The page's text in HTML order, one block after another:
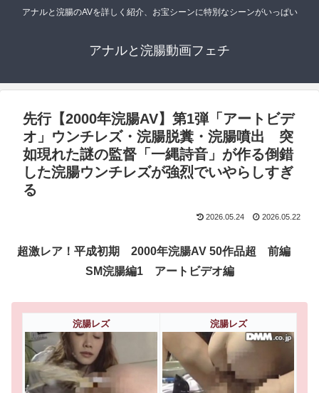
アナルと浣腸のAVを詳しく紹介、お宝シーンに特別なシーンがいっぱい
アナルと浣腸動画フェチ
先行【2000年浣腸AV】第1弾「アートビデ
オ」ウンチレズ・浣腸脱糞・浣腸噴出 突
如現れた謎の監督「一縄詩音」が作る倒錯
した浣腸ウンチレズが強烈でいやらしすぎ
る
2026.05.24 2026.05.22
超激レア！平成初期 2000年浣腸AV 50作品超 前編
SM浣腸編1 アートビデオ編
浣腸レズ 浣腸レズ